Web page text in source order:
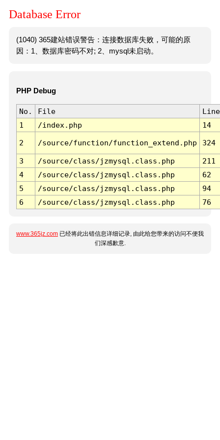
Database Error
(1040) 365建站错误警告：连接数据库失败，可能的原
因：1、数据库密码不对; 2、mysql未启动。
PHP Debug
No. File
Line
1
/index.php 14
2 /source/function/function_extend.php 324
3 /source/class/jzmysql.class.php
211
4
/source/class/jzmysql.class.php
62
5
/source/class/jzmysql.class.php
94
6
/source/class/jzmysql.class.php 76
www.365jz.com 已经将此出错信息详细记录, 由此给您带来的访问不便我
们深感歉意.